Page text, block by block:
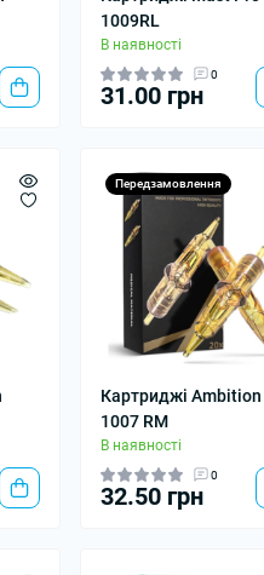
1009RL
В наявності
0
31.00 грн
Передзамовлення
Картриджі Ambition
1007 RM
В наявності
0
32.50 грн